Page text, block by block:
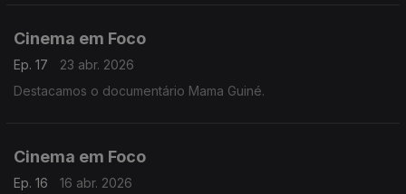
Cinema em Foco
Ep. 17
23 abr. 2026
Destacamos o documentário Mama Guiné.
Cinema em Foco
Ep. 16
16 abr. 2026